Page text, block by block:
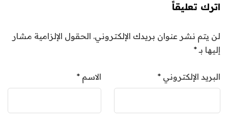
اترك تعليقاً
لن يتم نشر عنوان بريدك الإلكتروني. الحقول الإلزامية مشار
إليها بـ*
الاسم * البريد الإلكتروني *